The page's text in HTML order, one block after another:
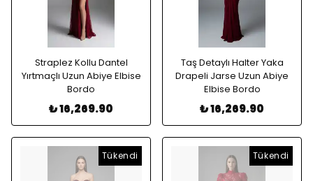
Straplez Kollu Dantel
Yırtmaçlı Uzun Abiye Elbise
Bordo
₺ 16,269.90
Taş Detaylı Halter Yaka
Drapeli Jarse Uzun Abiye
Elbise Bordo
₺ 16,269.90
Tükendi Tükendi